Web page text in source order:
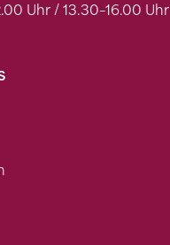
Uhr / 13.30–16.00 Uhr